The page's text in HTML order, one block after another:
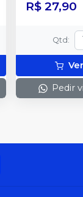
R$ 27,90
Qtd :
Pedir